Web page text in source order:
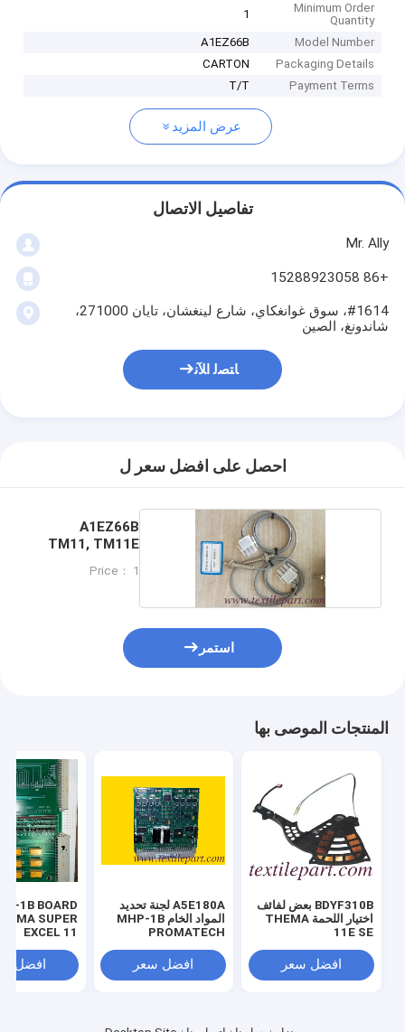
Minimum Order
Quantity
1
Model Number
A1EZ66B
Packaging Details
CARTON
Payment Terms
T/T
عرض المزيد
تفاصيل الاتصال
Mr. Ally
+86 15288923058
#1614، سوق غوانغكاي، شارع لينغشان، تايان 271000،
شاندونغ، الصين
ﺎﺘﺼﻟ ﺍﻶﻧ
احصل على افضل سعر ل
A1EZ66B
TM11, TM11E
Price： 1
استمر
المنتجات الموصى بها
BDYF310B بعض لفائف
اختيار اللحمة THEMA
11E SE
افضل سعر
A5E180A لجنة تحديد
المواد الخام MHP-1B
PROMATECH
افضل سعر
1B BOARD
SUPER
EXCEL 11
افضل